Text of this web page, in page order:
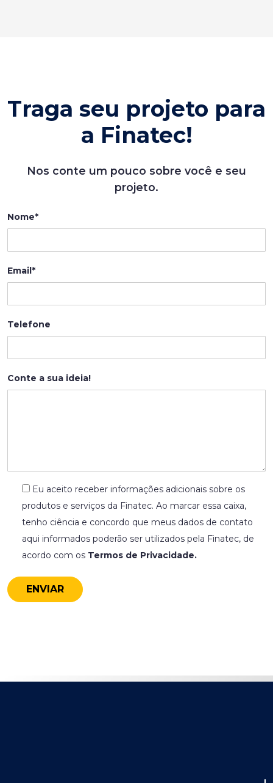
Traga seu projeto para
a Finatec!
Nos conte um pouco sobre você e seu
projeto.
Nome*
Email*
Telefone
Conte a sua ideia!
Eu aceito receber informações adicionais sobre os
produtos e serviços da Finatec. Ao marcar essa caixa,
tenho ciência e concordo que meus dados de contato
aqui informados poderão ser utilizados pela Finatec, de
acordo com os Termos de Privacidade.